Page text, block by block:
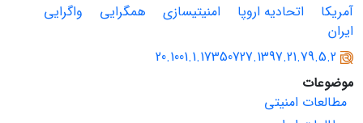
آمریکا
اتحادیه اروپا امنیتی‏سازی همگرایی
واگرایی
ایران
20.1001.1.17350727.1397.21.79.5.2
موضوعات
مطالعات امنیتی